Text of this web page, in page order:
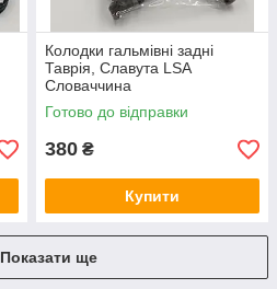
Колодки гальмівні задні
Таврія, Славута LSA
Словаччина
Готово до відправки
380 ₴
Купити
Показати ще